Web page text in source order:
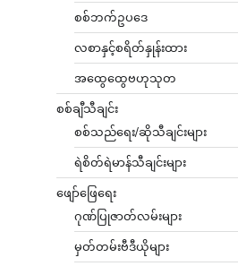
စစ်ဘက်ဥပဒေ
လစာနှင့်စရိတ်နှုန်းထား
အထွေထွေဗဟုသုတ
စစ်ချီသီချင်း
စစ်သည်ရေး/ဆိုသီချင်းများ
ရဲစိတ်ရဲမာန်သီချင်းများ
ဖျော်ဖြေရေး
ဂုဏ်ပြုဇာတ်လမ်းများ
မှတ်တမ်းဗီဒီယိုများ